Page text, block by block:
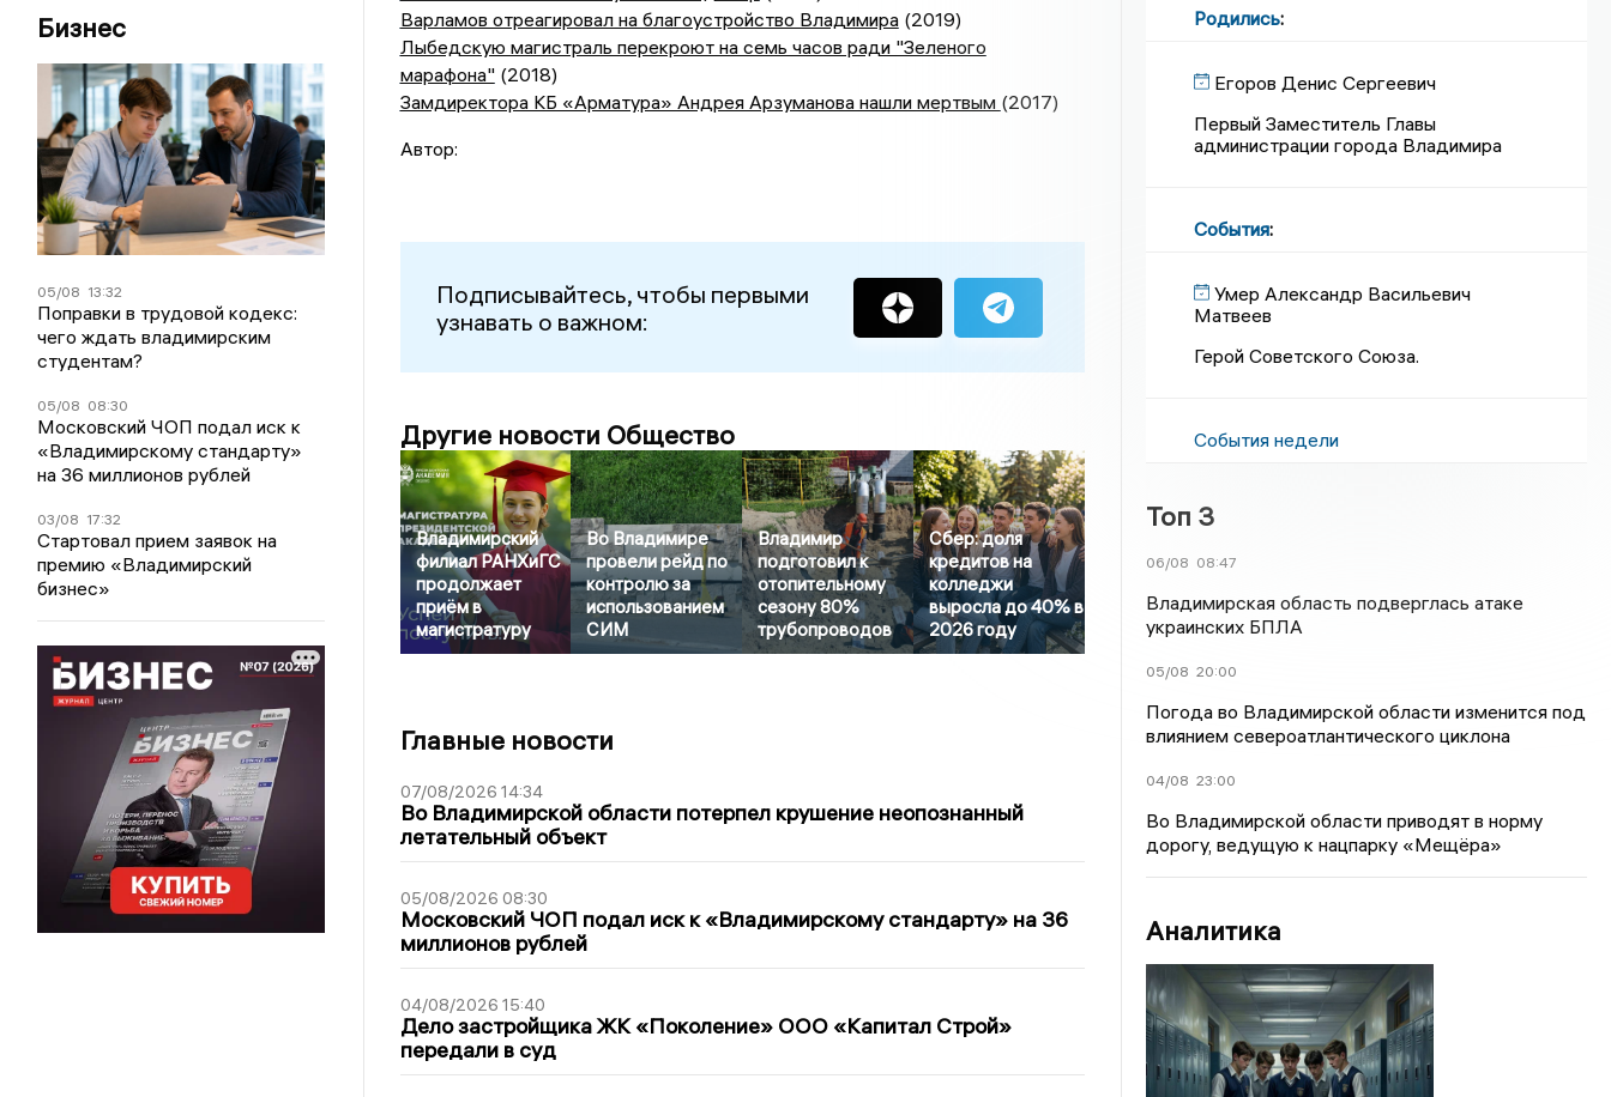
Бизнес
05/08 13:32
Поправки в трудовой кодекс:
чего ждать владимирским
студентам?
05/08 08:30
Московский ЧОП подал иск к
«Владимирскому стандарту»
на 36 миллионов рублей
03/08 17:32
Стартовал прием заявок на
премию «Владимирский
бизнес»
Варламов отреагировал на благоустройство Владимира(2019)
Лыбедскую магистраль перекроют на семь часов ради "Зеленого
марафона"(2018)
Замдиректора КБ «Арматура» Андрея Арзуманова нашли мертвым (2017)
Автор:
Подписывайтесь, чтобы первыми
узнавать о важном:
Другие новости Общество
Владимирский
филиал РАНХиГС
продолжает
приём в
магистратуру
Во Владимире
провели рейд по
контролю за
использованием
СИМ
Владимир
подготовил к
отопительному
сезону 80%
трубопроводов
Сбер: доля
кредитов на
колледжи
выросла до 40% в
2026 году
Главные новости
07/08/2026 14:34
Во Владимирской области потерпел крушение неопознанный
летательный объект
05/08/2026 08:30
Московский ЧОП подал иск к «Владимирскому стандарту» на 36
миллионов рублей
04/08/2026 15:40
Дело застройщика ЖК «Поколение» ООО «Капитал Строй»
передали в суд
Родились:
Егоров Денис Сергеевич
Первый Заместитель Главы
администрации города Владимира
События:
Умер Александр Васильевич
Матвеев
Герой Советского Союза.
События недели
Топ 3
06/08 08:47
Владимирская область подверглась атаке
украинских БПЛА
05/08 20:00
Погода во Владимирской области изменится под
влиянием североатлантического циклона
04/08 23:00
Во Владимирской области приводят в норму
дорогу, ведущую к нацпарку «Мещёра»
Аналитика